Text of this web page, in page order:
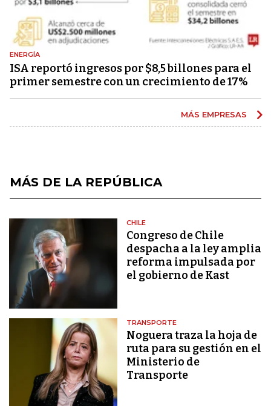
ENERGÍA
ISA reportó ingresos por $8,5 billones para el
primer semestre con un crecimiento de 17%
MÁS EMPRESAS
MÁS DE LA REPÚBLICA
CHILE
Congreso de Chile
despacha a la ley amplia
reforma impulsada por
el gobierno de Kast
TRANSPORTE
Noguera traza la hoja de
ruta para su gestión en el
Ministerio de
Transporte